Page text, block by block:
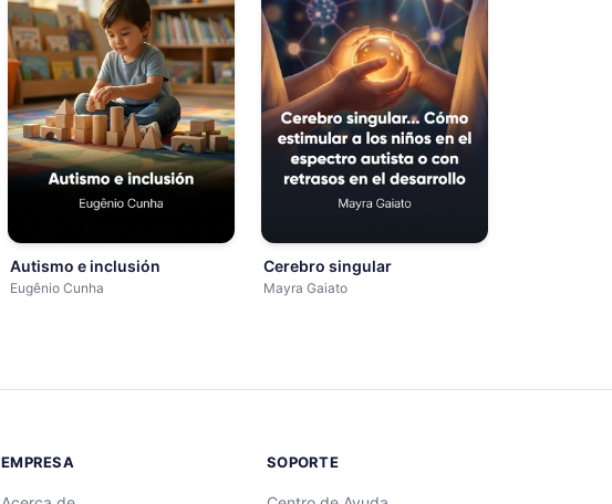
Autismo e inclusión
Eugênio Cunha
Cerebro singular
Mayra Gaiato
EMPRESA SOPORTE